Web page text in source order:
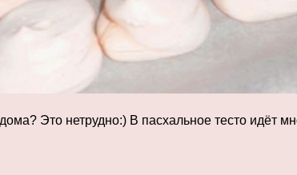
Это нетрудно:) В пасхальное тесто идёт